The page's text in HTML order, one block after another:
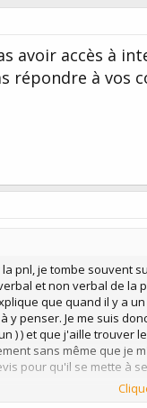
avoir accès à
répondre à vos
pnl, je tombe souvent
et non verbal de la
que quand il y a
y penser. Je me suis
) ) et que j'aille trouver
sans même que je
pour qu'il se mette à
je me suis ( avec des